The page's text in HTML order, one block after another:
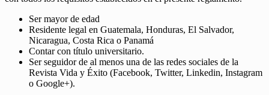
Ser mayor de edad
Residente legal en Guatemala, Honduras, El Salvador,
Nicaragua, Costa Rica o Panamá
Contar con título universitario.
Ser seguidor de al menos una de las redes sociales de la
Revista Vida y Éxito (Facebook, Twitter, Linkedin, Instagram
o Google+).